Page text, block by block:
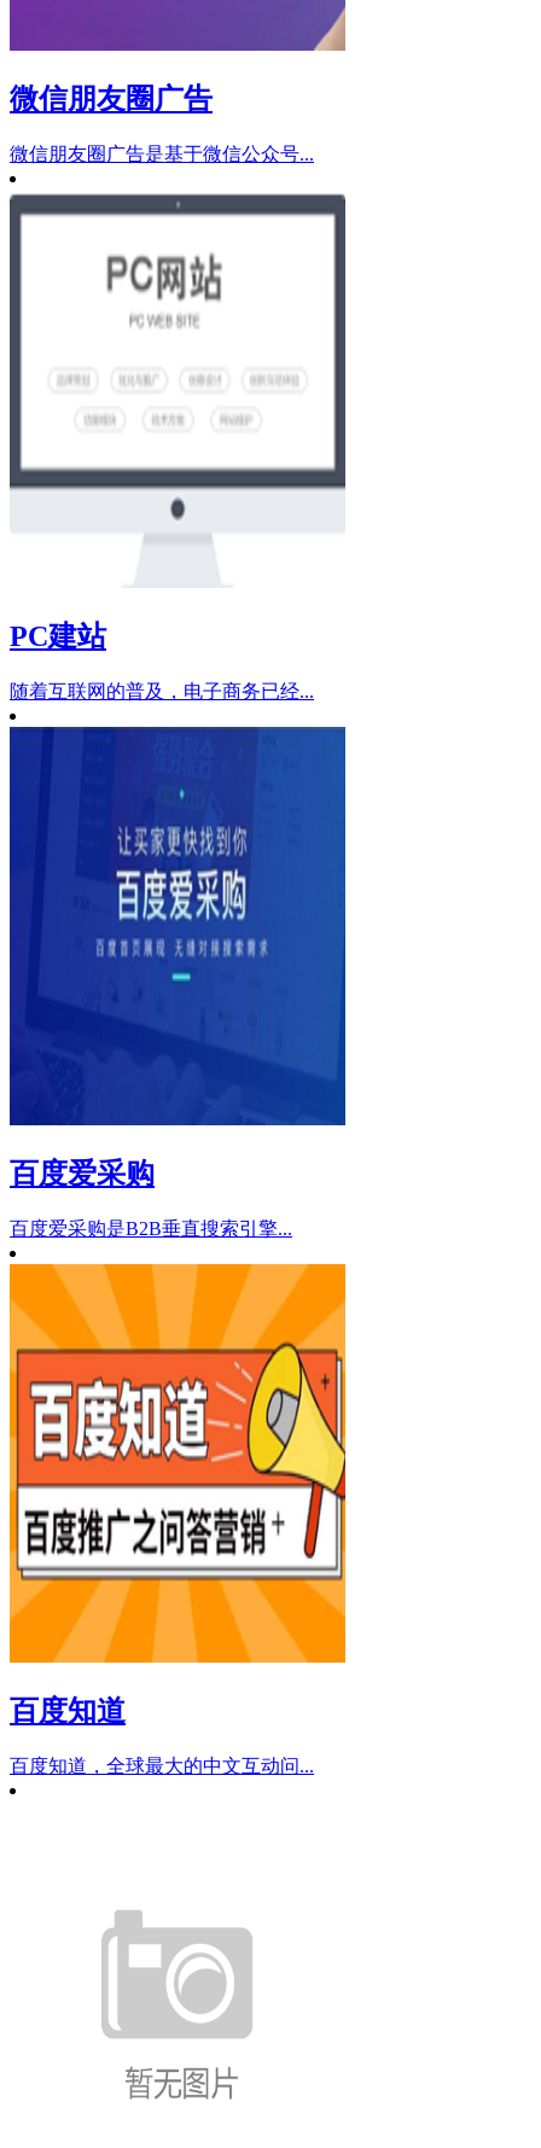
微信朋友圈广告
微信朋友圈广告是基于微信公众号...
PC建站
随着互联网的普及，电子商务已经...
百度爱采购
百度爱采购是B2B垂直搜索引擎...
百度知道
百度知道，全球最大的中文互动问...